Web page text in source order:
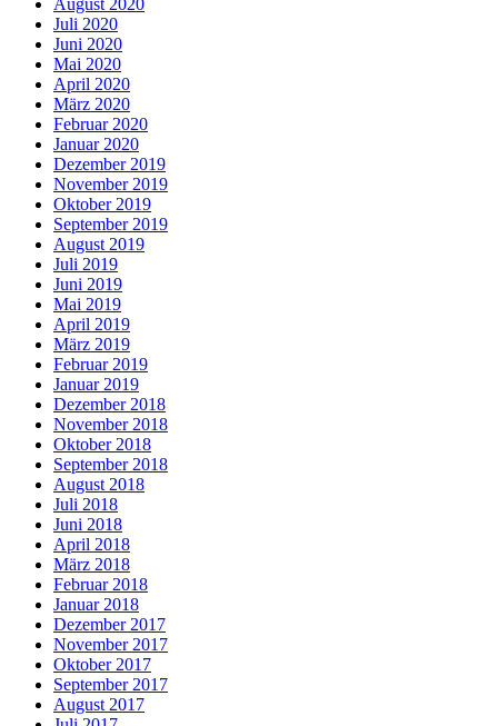
August 2020
Juli 2020
Juni 2020
Mai 2020
April 2020
März 2020
Februar 2020
Januar 2020
Dezember 2019
November 2019
Oktober 2019
September 2019
August 2019
Juli 2019
Juni 2019
Mai 2019
April 2019
März 2019
Februar 2019
Januar 2019
Dezember 2018
November 2018
Oktober 2018
September 2018
August 2018
Juli 2018
Juni 2018
April 2018
März 2018
Februar 2018
Januar 2018
Dezember 2017
November 2017
Oktober 2017
September 2017
August 2017